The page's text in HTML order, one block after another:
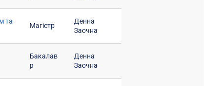
та
Магістр
Денна
Заочна
Бакалав
р
Денна
Заочна